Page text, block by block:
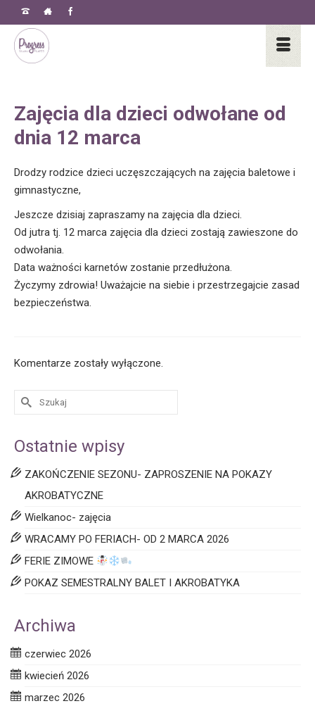
Zajęcia dla dzieci odwołane od
dnia 12 marca
Drodzy rodzice dzieci uczęszczających na zajęcia baletowe i
gimnastyczne,
Jeszcze dzisiaj zapraszamy na zajęcia dla dzieci.
Od jutra tj. 12 marca zajęcia dla dzieci zostają zawieszone do
odwołania.
Data ważności karnetów zostanie przedłużona.
Życzymy zdrowia! Uważajcie na siebie i przestrzegajcie zasad
bezpieczeństwa.
Komentarze zostały wyłączone.
Ostatnie wpisy
ZAKOŃCZENIE SEZONU- ZAPROSZENIE NA POKAZY
AKROBATYCZNE
Wielkanoc- zajęcia
WRACAMY PO FERIACH- OD 2 MARCA 2026
FERIE ZIMOWE
POKAZ SEMESTRALNY BALET I AKROBATYKA
Archiwa
czerwiec 2026
kwiecień 2026
marzec 2026